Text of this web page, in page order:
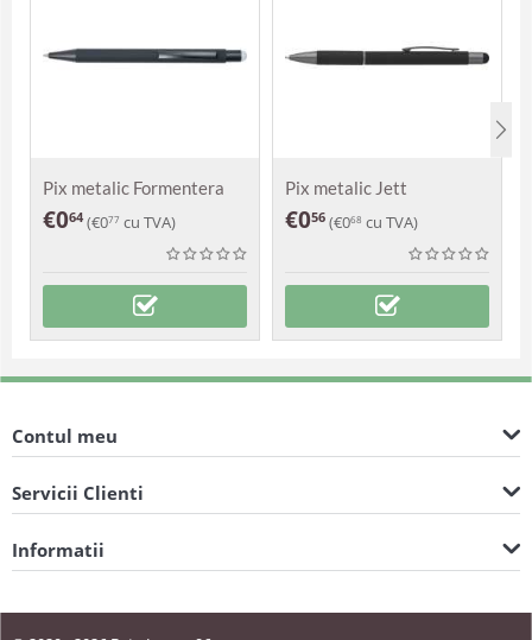
Pix metalic Formentera
€064 (€077 cu TVA)
Pix metalic Jett
€056 (€068 cu TVA)
Contul meu
Servicii Clienti
Informatii